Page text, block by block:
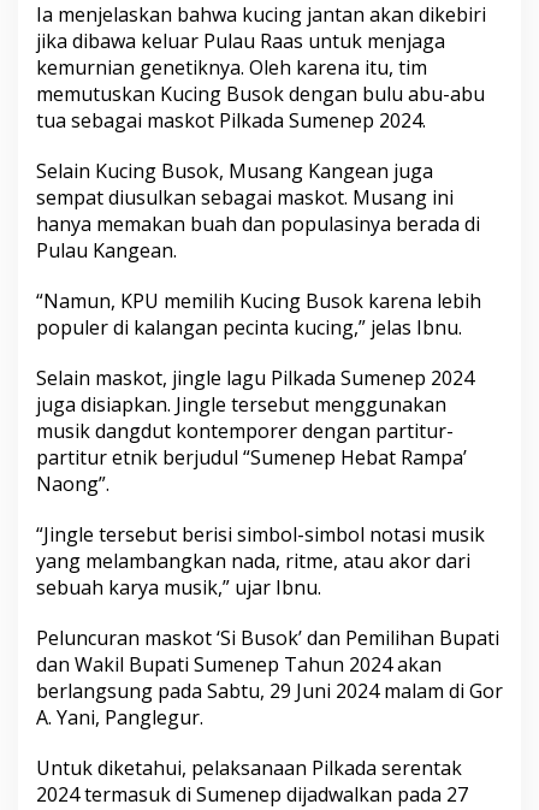
Ia menjelaskan bahwa kucing jantan akan dikebiri
jika dibawa keluar Pulau Raas untuk menjaga
kemurnian genetiknya. Oleh karena itu, tim
memutuskan Kucing Busok dengan bulu abu-abu
tua sebagai maskot Pilkada Sumenep 2024.
Selain Kucing Busok, Musang Kangean juga
sempat diusulkan sebagai maskot. Musang ini
hanya memakan buah dan populasinya berada di
Pulau Kangean.
“Namun, KPU memilih Kucing Busok karena lebih
populer di kalangan pecinta kucing,” jelas Ibnu.
Selain maskot, jingle lagu Pilkada Sumenep 2024
juga disiapkan. Jingle tersebut menggunakan
musik dangdut kontemporer dengan partitur-
partitur etnik berjudul “Sumenep Hebat Rampa’
Naong”.
“Jingle tersebut berisi simbol-simbol notasi musik
yang melambangkan nada, ritme, atau akor dari
sebuah karya musik,” ujar Ibnu.
Peluncuran maskot ‘Si Busok’ dan Pemilihan Bupati
dan Wakil Bupati Sumenep Tahun 2024 akan
berlangsung pada Sabtu, 29 Juni 2024 malam di Gor
A. Yani, Panglegur.
Untuk diketahui, pelaksanaan Pilkada serentak
2024 termasuk di Sumenep dijadwalkan pada 27